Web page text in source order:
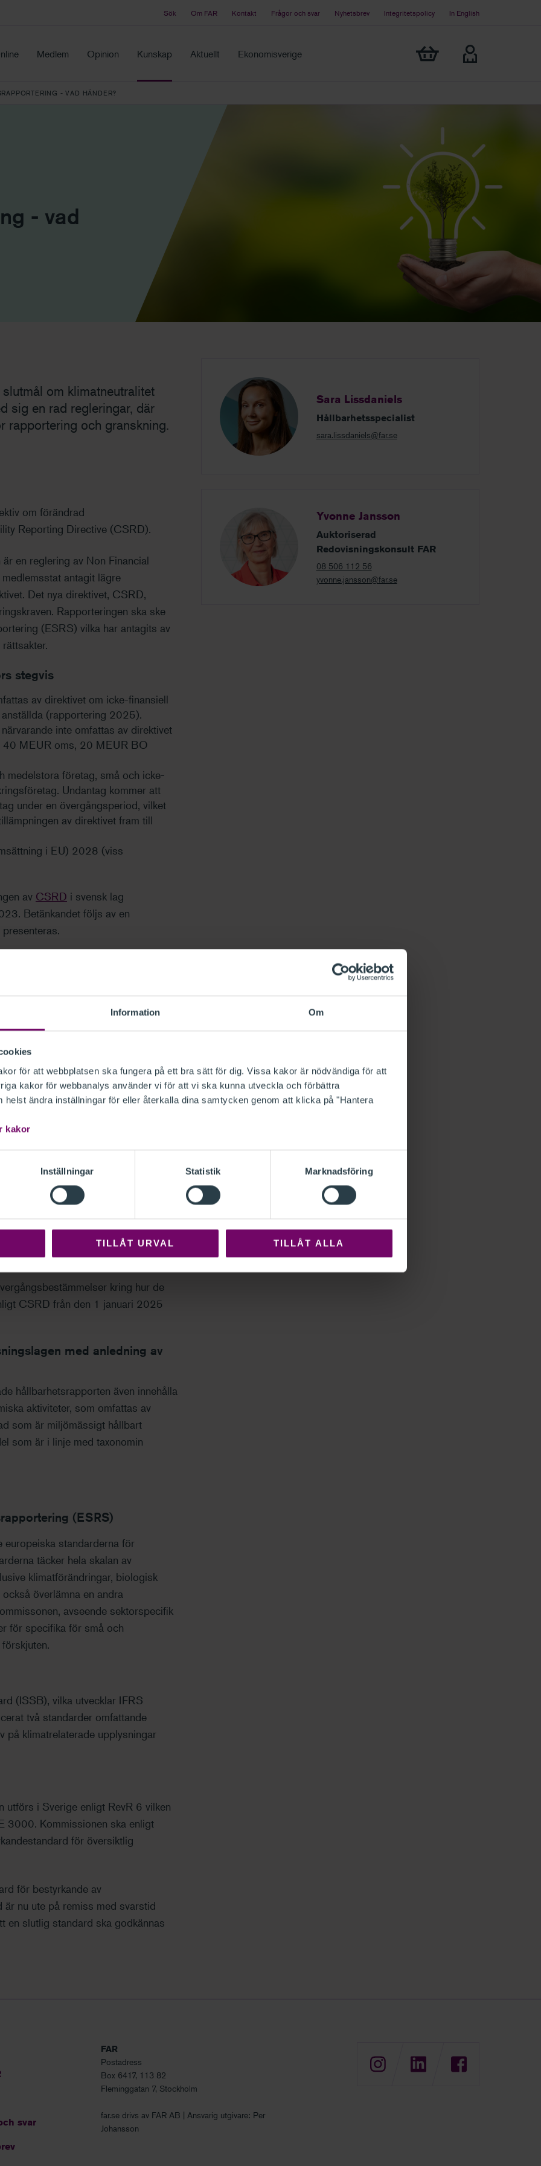
Information Om
för att webbplatsen ska fungera på ett bra sätt för dig. Vissa kakor är nödvändiga för att
kakor för webbanalys använder vi för att vi ska kunna utveckla och förbättra
helst ändra inställningar för eller återkalla dina samtycken genom att klicka på "Hantera
kakor
Inställningar Statistik Marknadsföring
TILLÅT URVAL TILLÅT ALLA
Tidningen Balans
Sök Om FAR Kontakt Frågor och svar Nyhetsbrev Integritetspolicy In English
Medlem Opinion Kunskap Aktuellt Ekonomisverige Visa min varukorg
- VAD HÄNDER?
- vad
om klimatneutralitet
sig en rad regleringar, där
rapportering och granskning.
om förändrad
Reporting Directive (CSRD).
en reglering av Non Financial
antagit lägre
Det nya direktivet, CSRD,
Rapporteringen ska ske
(ESRS) vilka har antagits av
stegvis
av direktivet om icke-finansiell
(rapportering 2025).
inte omfattas av direktivet
40 MEUR oms, 20 MEUR BO
medelstora företag, små och icke-
Undantag kommer att
under en övergångsperiod, vilket
av direktivet fram till
i EU) 2028 (viss
av CSRD i svensk lag
Betänkandet följs av en
bestämmelserna om kraven på
6 kapitel 10-14 §§.
villkor är skyldiga att lämna
vart och ett av de två senaste
för vart och ett av de två senaste
kronor
för vart och ett av de två senaste
kronor
omfattas av en
någon hållbarhetsrapport ska
lämna uppgift om namn,
det moderföretag som upprättar
kring hur de
CSRD från den 1 januari 2025
med anledning av
hållbarhetsrapporten även innehålla
aktiviteter, som omfattas av
som är miljömässigt hållbart
som är i linje med taxonomin
(ESRS)
standarderna för
täcker hela skalan av
klimatförändringar, biologisk
överlämna en andra
avseende sektorspecifik
för specifika för små och
(ISSB), vilka utvecklar IFRS
två standarder omfattande
på klimatrelaterade upplysningar
utförs i Sverige enligt RevR 6 vilken
3000. Kommissionen ska enligt
för översiktlig
för bestyrkande av
nu ute på remiss med svarstid
en slutlig standard ska godkännas
Sara Lissdaniels
Hållbarhetsspecialist
sara.lissdaniels@far.se
Yvonne Jansson
Auktoriserad
Redovisningskonsult FAR
08 506 112 56
yvonne.jansson@far.se
svar
FAR
Postadress
Box 6417, 113 82
Fleminggatan 7, Stockholm
far.se drivs av FAR AB | Ansvarig utgivare: Per
Johansson